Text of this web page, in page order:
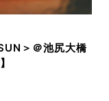
＞＠池尻大橋